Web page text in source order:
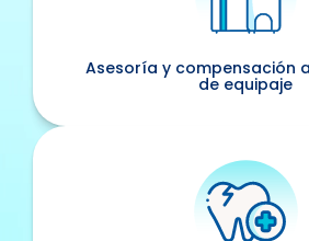
Asesoría y compensación
de equipaje